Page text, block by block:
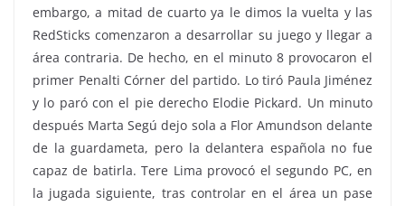
embargo, a mitad de cuarto ya le dimos la vuelta y las
RedSticks comenzaron a desarrollar su juego y llegar a
área contraria. De hecho, en el minuto 8 provocaron el
primer Penalti Córner del partido. Lo tiró Paula Jiménez
y lo paró con el pie derecho Elodie Pickard. Un minuto
después Marta Segú dejo sola a Flor Amundson delante
de la guardameta, pero la delantera española no fue
capaz de batirla. Tere Lima provocó el segundo PC, en
la jugada siguiente, tras controlar en el área un pase